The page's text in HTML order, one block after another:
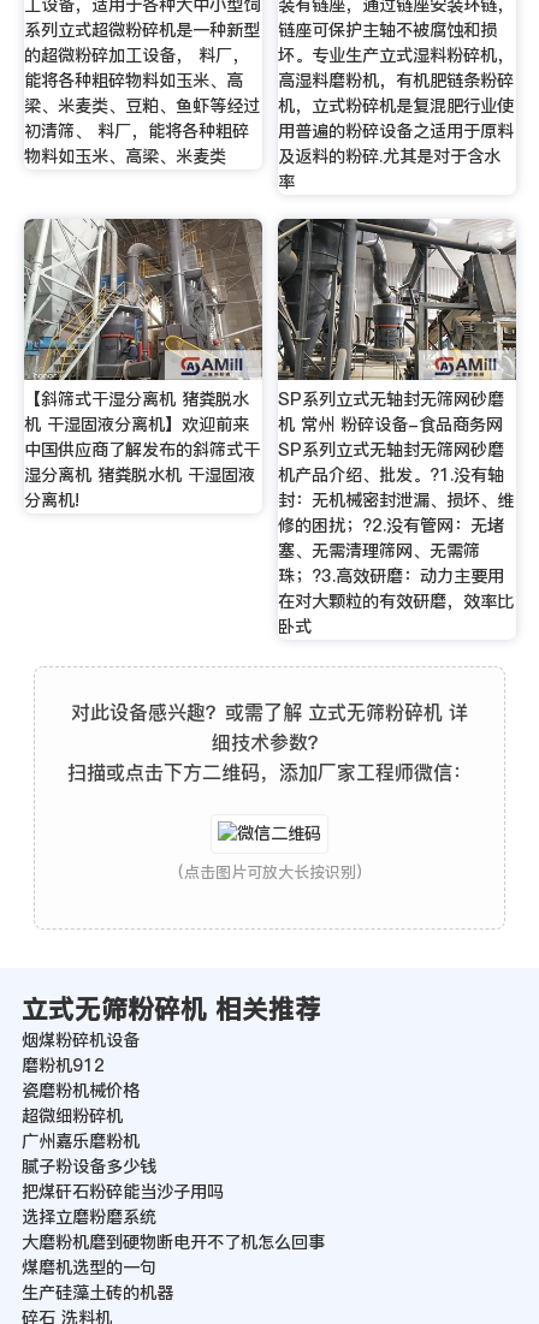
工设备，适用于各种大中小型饲
系列立式超微粉碎机是一种新型
的超微粉碎加工设备， 料厂，
能将各种粗碎物料如玉米、高
梁、米麦类、豆粕、鱼虾等经过
初清筛、 料厂，能将各种粗碎
物料如玉米、高梁、米麦类
装有链座，通过链座安装环链，
链座可保护主轴不被腐蚀和损
坏。专业生产立式湿料粉碎机，
高湿料磨粉机，有机肥链条粉碎
机，立式粉碎机是复混肥行业使
用普遍的粉碎设备之适用于原料
及返料的粉碎.尤其是对于含水
率
【斜筛式干湿分离机 猪粪脱水
机 干湿固液分离机】欢迎前来
中国供应商了解发布的斜筛式干
湿分离机 猪粪脱水机 干湿固液
分离机!
SP系列立式无轴封无筛网砂磨
机 常州 粉碎设备-食品商务网
SP系列立式无轴封无筛网砂磨
机产品介绍、批发。?1.没有轴
封：无机械密封泄漏、损坏、维
修的困扰；?2.没有管网：无堵
塞、无需清理筛网、无需筛
珠；?3.高效研磨：动力主要用
在对大颗粒的有效研磨，效率比
卧式
对此设备感兴趣？或需了解 立式无筛粉碎机 详
细技术参数？
扫描或点击下方二维码，添加厂家工程师微信：
(点击图片可放大长按识别)
立式无筛粉碎机 相关推荐
烟煤粉碎机设备
磨粉机912
瓷磨粉机械价格
超微细粉碎机
广州嘉乐磨粉机
腻子粉设备多少钱
把煤矸石粉碎能当沙子用吗
选择立磨粉磨系统
大磨粉机磨到硬物断电开不了机怎么回事
煤磨机选型的一句
生产硅藻土砖的机器
碎石 洗料机